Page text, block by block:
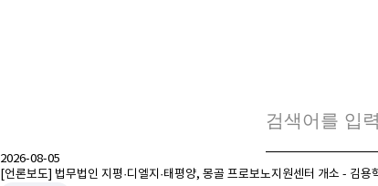
2026-08-05
[언론보도] 법무법인 지평·디엘지·태평양, 몽골 프로보노지원센터 개소 - 김